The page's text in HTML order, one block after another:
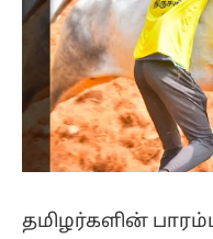
தமிழர்களின்